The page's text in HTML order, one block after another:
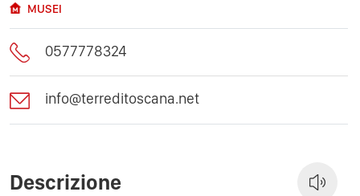
MUSEI
0577778324
info@terreditoscana.net
Descrizione